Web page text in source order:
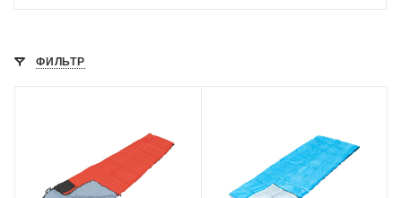
ФИЛЬТР